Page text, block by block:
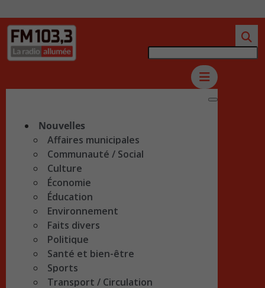
Nouvelles
Affaires municipales
Communauté / Social
Culture
Économie
Éducation
Environnement
Faits divers
Politique
Santé et bien-être
Sports
Transport / Circulation